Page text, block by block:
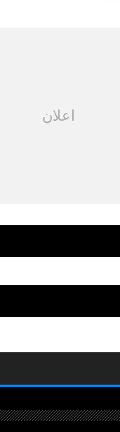
اعلان